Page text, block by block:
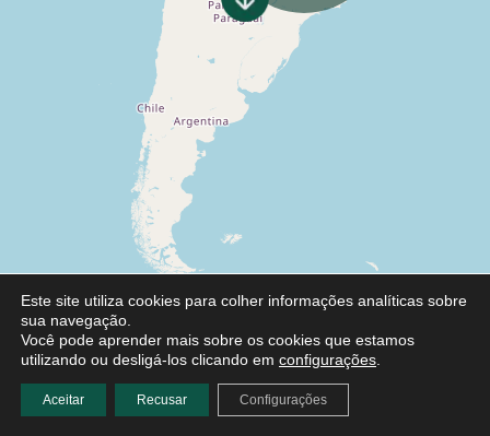
Este site utiliza cookies para colher informações analíticas sobre
sua navegação.
Você pode aprender mais sobre os cookies que estamos
utilizando ou desligá-los clicando em configurações
Aceitar Recusar Configurações